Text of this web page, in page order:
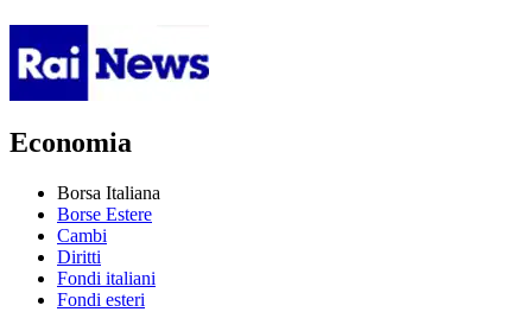
Economia
Borsa Italiana
Borse Estere
Cambi
Diritti
Fondi italiani
Fondi esteri